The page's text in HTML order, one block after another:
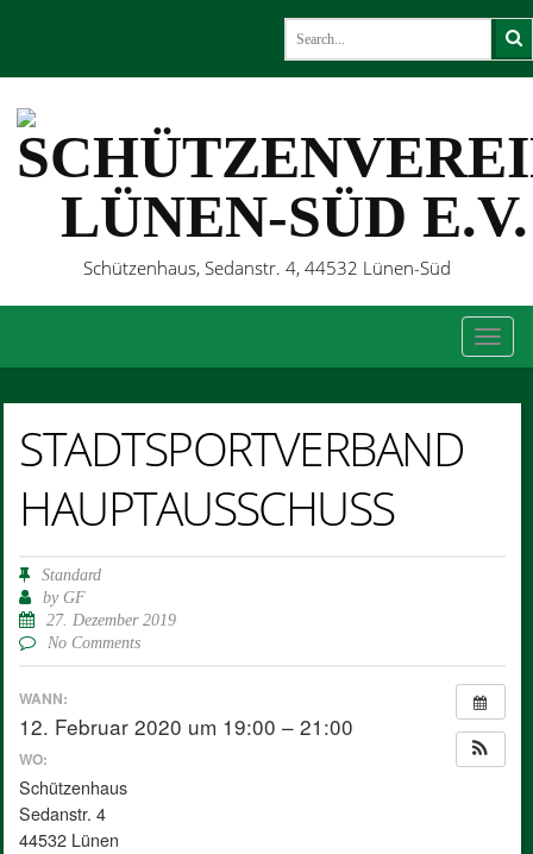
Schützenhaus, Sedanstr. 4, 44532 Lünen-Süd
STADTSPORTVERBAND
HAUPTAUSSCHUSS
Standard
byGF
27. Dezember 2019
No Comments
WANN:
12. Februar 2020 um 19:00 – 21:00
WO:
Schützenhaus
Sedanstr. 4
44532 Lünen